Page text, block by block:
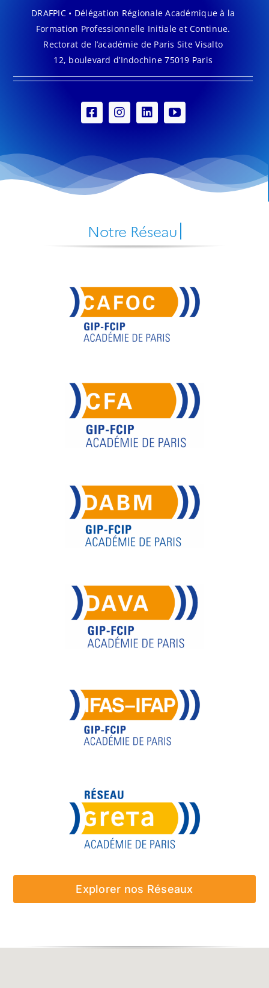
DRAFPIC • Délégation Régionale Académique à la
Formation Professionnelle Initiale et Continue.
Rectorat de l’académie de Paris Site Visalto
12, boulevard d’Indochine 75019 Paris
Explorer nos Réseaux